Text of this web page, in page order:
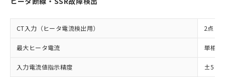
CT入力（ヒータ電流検出用） 2点
最大ヒータ電流 単相ま
入力電流値指示精度